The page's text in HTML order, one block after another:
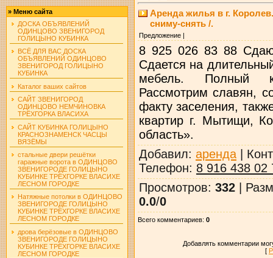
» Меню сайта
ДОСКА ОБЪЯВЛЕНИЙ
ОДИНЦОВО ЗВЕНИГОРОД
ГОЛИЦЫНО КУБИНКА
ВСЁ ДЛЯ ВАС ДОСКА
ОБЪЯВЛЕНИЙ ОДИНЦОВО
ЗВЕНИГОРОД ГОЛИЦЫНО
КУБИНКА
Каталог ваших сайтов
САЙТ ЗВЕНИГОРОД
ОДИНЦОВО НЕМЧИНОВКА
ТРЁХГОРКА ВЛАСИХА
САЙТ КУБИНКА ГОЛИЦЫНО
КРАСНОЗНАМЕНСК ЧАСЦЫ
ВЯЗЁМЫ
стальные двери решётки
гаражные ворота в ОДИНЦОВО
ЗВЕНИГОРОДЕ ГОЛИЦЫНО
КУБИНКЕ ТРЁХГОРКЕ ВЛАСИХЕ
ЛЕСНОМ ГОРОДКЕ
Натяжные потолки в ОДИНЦОВО
ЗВЕНИГОРОДЕ ГОЛИЦЫНО
КУБИНКЕ ТРЁХГОРКЕ ВЛАСИХЕ
ЛЕСНОМ ГОРОДКЕ
дрова берёзовые в ОДИНЦОВО
ЗВЕНИГОРОДЕ ГОЛИЦЫНО
КУБИНКЕ ТРЁХГОРКЕ ВЛАСИХЕ
ЛЕСНОМ ГОРОДКЕ
Аренда жилья в г.
сниму-снять /.
Предложение |
8 925 026 83 88
Сдается на
мебель. Полный
Рассмотрим славян,
факту заселения,
квартир г. Мытищи,
область».
Добавил: аренда|
Телефон: 8 916 438 02
Просмотров: 332|
0.0/0
Всего комментариев: 0
Добавлять комментарии
[